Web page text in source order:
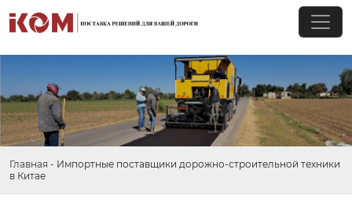
Главная - Импортные поставщики дорожно-строительной техники
в Китае